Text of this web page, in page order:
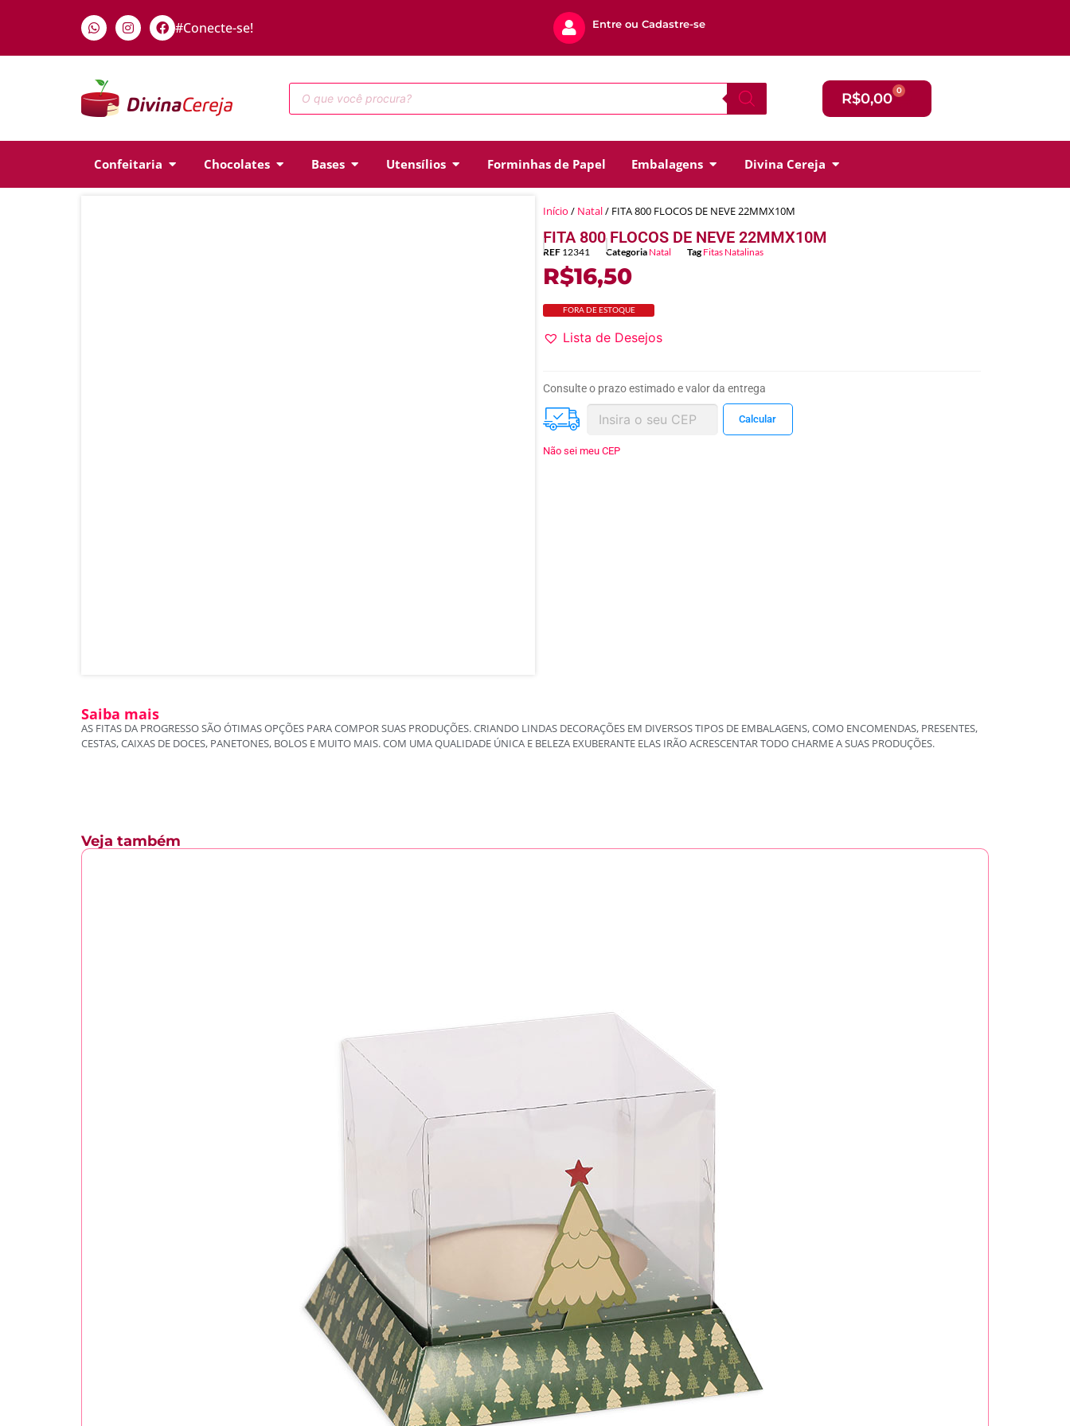
#Conecte-se! Entre ou Cadastre-se
R$0,00 0
Confeitaria Chocolates Bases Utensílios Forminhas de Papel Embalagens Divina Cereja
Início / Natal/ FITA 800 FLOCOS DE NEVE 22MMX10M
FITA 800 FLOCOS DE NEVE 22MMX10M
REF 12341 Categoria Natal Tag Fitas Natalinas
R$16,50
FORA DE ESTOQUE
Lista de Desejos
Consulte o prazo estimado e valor da entrega
Não sei meu CEP
Saiba mais
AS FITAS DA PROGRESSO SÃO ÓTIMAS OPÇÕES PARA COMPOR SUAS PRODUÇÕES. CRIANDO LINDAS DECORAÇÕES EM DIVERSOS TIPOS DE EMBALAGENS, COMO ENCOMENDAS, PRESENTES,
CESTAS, CAIXAS DE DOCES, PANETONES, BOLOS E MUITO MAIS. COM UMA QUALIDADE ÚNICA E BELEZA EXUBERANTE ELAS IRÃO ACRESCENTAR TODO CHARME A SUAS PRODUÇÕES.
Veja também